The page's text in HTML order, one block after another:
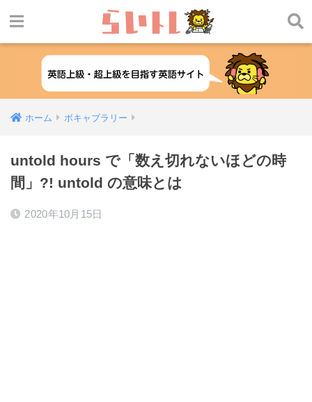
ホーム ボキャブラリー
untold hours で「数え切れないほどの時
間」?! untold の意味とは
2020年10月15日